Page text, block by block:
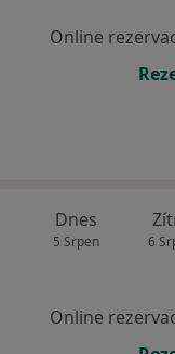
Online
Dnes
5 Srpen 6
Online